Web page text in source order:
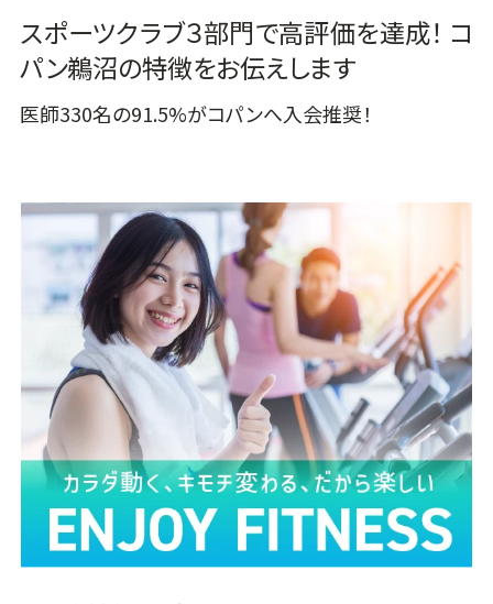
スポーツクラブ３部門で高評価を達成！ コ
パン鵜沼の特徴をお伝えします
医師330名の91.5%がコパンへ入会推奨！